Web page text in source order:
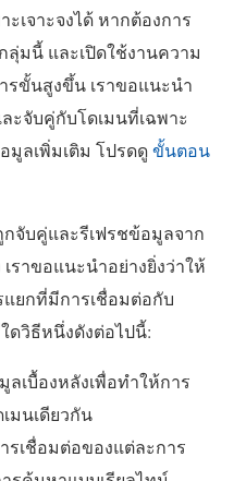
เจาะจงได้ หากต้องการ
ลุ่มนี้ และเปิดใช้งานความ
ขั้นสูงขึ้น เราขอแนะนำ
จับคู่กับโดเมนที่เฉพาะ
มูลเพิ่มเติม โปรดดูขั้นตอน
กจับคู่และรีเฟรชข้อมูลจาก
เราขอแนะนำอย่างยิ่งว่าให้
ยกที่มีการเชื่อมต่อกับ
ดวิธีหนึ่งดังต่อไปนี้:
เบื้องหลังเพื่อทำให้การ
มนเดียวกัน
รเชื่อมต่อของแต่ละการ